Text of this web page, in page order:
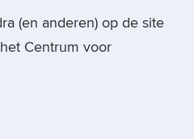
(en anderen) op de site
Centrum voor